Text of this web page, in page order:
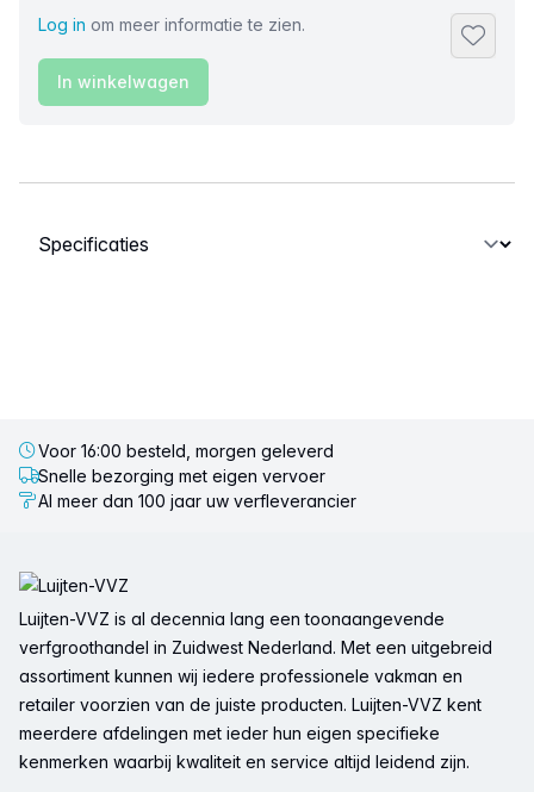
Log in om meer informatie te zien.
In winkelwagen
Selecteer een tabblad
Voor 16:00 besteld, morgen geleverd
Snelle bezorging met eigen vervoer
Al meer dan 100 jaar uw verfleverancier
Luijten-VVZ is al decennia lang een toonaangevende
verfgroothandel in Zuidwest Nederland. Met een uitgebreid
assortiment kunnen wij iedere professionele vakman en
retailer voorzien van de juiste producten. Luijten-VVZ kent
meerdere afdelingen met ieder hun eigen specifieke
kenmerken waarbij kwaliteit en service altijd leidend zijn.